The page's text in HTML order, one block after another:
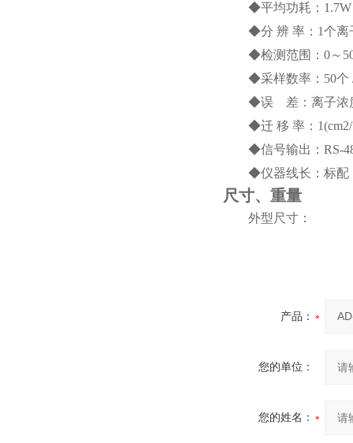
◆平均功耗：1.7W
◆分 辨 率：1个离
◆检测范围：0～
◆采样数率：50个
◆误 差：离子浓
◆迁 移 率：
◆信号输出： RS-
◆仪器线长：标配
尺寸、重量
外型尺寸：
产品：
您的单位：
您的姓名：